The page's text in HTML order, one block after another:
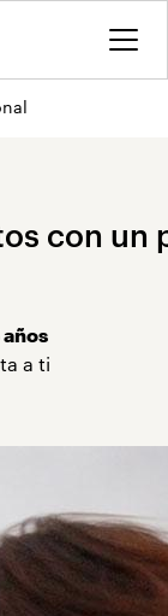
con un
años
a ti